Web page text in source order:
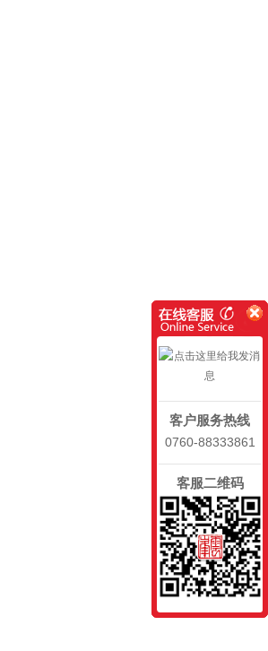
客户服务热线
0760-88333861
客服二维码